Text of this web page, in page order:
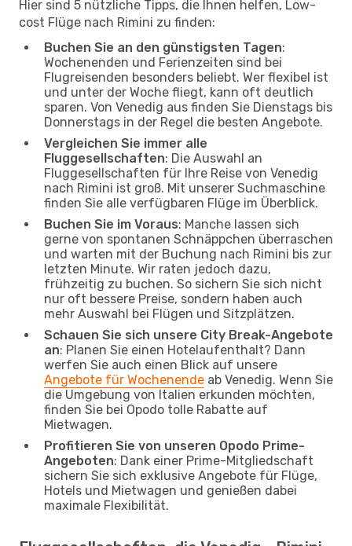
Hier sind 5 nützliche Tipps, die Ihnen helfen, Low-
cost Flüge nach Rimini zu finden:
Buchen Sie an den günstigsten Tagen:
Wochenenden und Ferienzeiten sind bei
Flugreisenden besonders beliebt. Wer flexibel ist
und unter der Woche fliegt, kann oft deutlich
sparen. Von Venedig aus finden Sie Dienstags bis
Donnerstags in der Regel die besten Angebote.
Vergleichen Sie immer alle
Fluggesellschaften: Die Auswahl an
Fluggesellschaften für Ihre Reise von Venedig
nach Rimini ist groß. Mit unserer Suchmaschine
finden Sie alle verfügbaren Flüge im Überblick.
Buchen Sie im Voraus: Manche lassen sich
gerne von spontanen Schnäppchen überraschen
und warten mit der Buchung nach Rimini bis zur
letzten Minute. Wir raten jedoch dazu,
frühzeitig zu buchen. So sichern Sie sich nicht
nur oft bessere Preise, sondern haben auch
mehr Auswahl bei Flügen und Sitzplätzen.
Schauen Sie sich unsere City Break-Angebote
an: Planen Sie einen Hotelaufenthalt? Dann
werfen Sie auch einen Blick auf unsere
Angebote für Wochenende ab Venedig. Wenn Sie
die Umgebung von Italien erkunden möchten,
finden Sie bei Opodo tolle Rabatte auf
Mietwagen.
Profitieren Sie von unseren Opodo Prime-
Angeboten: Dank einer Prime-Mitgliedschaft
sichern Sie sich exklusive Angebote für Flüge,
Hotels und Mietwagen und genießen dabei
maximale Flexibilität.